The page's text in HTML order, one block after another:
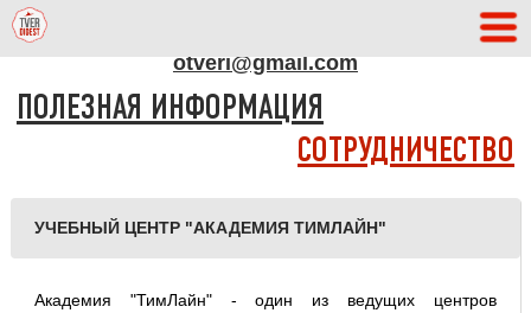
otveri@gmail.com
ПОЛЕЗНАЯ ИНФОРМАЦИЯ
СОТРУДНИЧЕСТВО
УЧЕБНЫЙ ЦЕНТР "АКАДЕМИЯ ТИМЛАЙН"
Академия "ТимЛайн" - один из ведущих центров